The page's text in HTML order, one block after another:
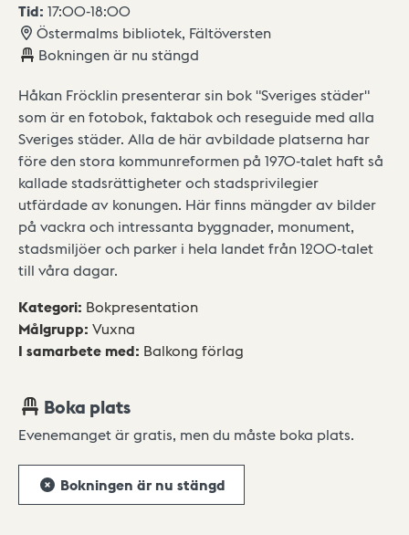
Tid: 17:00-18:00
Östermalms bibliotek, Fältöversten
Bokningen är nu stängd
Håkan Fröcklin presenterar sin bok "Sveriges städer"
som är en fotobok, faktabok och reseguide med alla
Sveriges städer. Alla de här avbildade platserna har
före den stora kommunreformen på 1970-talet haft så
kallade stadsrättigheter och stadsprivilegier
utfärdade av konungen. Här finns mängder av bilder
på vackra och intressanta byggnader, monument,
stadsmiljöer och parker i hela landet från 1200-talet
till våra dagar.
Kategori: Bokpresentation
Målgrupp: Vuxna
I samarbete med: Balkong förlag
Boka plats
Evenemanget är gratis, men du måste boka plats.
Bokningen är nu stängd